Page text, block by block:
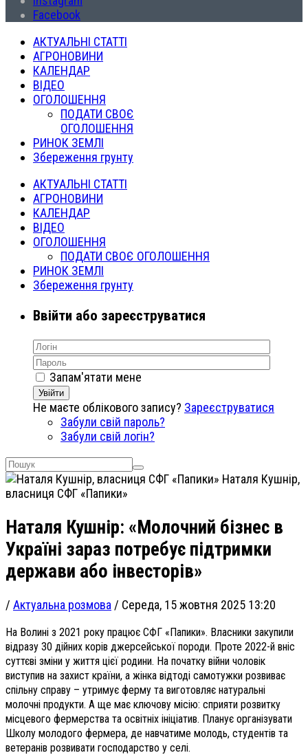
Facebook
АКТУАЛЬНІ СТАТТІ
АГРОНОВИНИ
КАЛЕНДАР
ВІДЕО
ОГОЛОШЕННЯ
ПОДАТИ СВОЄ
ОГОЛОШЕННЯ
РИНОК ЗЕМЛІ
Збереження грунту
АКТУАЛЬНІ СТАТТІ
АГРОНОВИНИ
КАЛЕНДАР
ВІДЕО
ОГОЛОШЕННЯ
ПОДАТИ СВОЄ ОГОЛОШЕННЯ
РИНОК ЗЕМЛІ
Збереження грунту
Ввійти або зареєструватися
Запам'ятати мене
Увійти
Не маєте облікового запису? Зареєструватися
Забули свій пароль?
Забули свій логін?
Наталя Кушнір,
власниця СФГ «Папики»
Наталя Кушнір: «Молочний бізнес в
Україні зараз потребує підтримки
держави або інвесторів»
/ Актуальна розмова / Середа, 15 жовтня 2025 13:20
На Волині з 2021 року працює СФГ «Папики». Власники закупили
відразу 30 дійних корів джерсейської породи. Проте 2022-й вніс
суттєві зміни у життя цієї родини. На початку війни чоловік
виступив на захист країни, а жінка відтоді самотужки розвиває
спільну справу – утримує ферму та виготовляє натуральні
молочні продукти. А ще має ключову місію: сприяти розвитку
місцевого фермерства та освітніх ініціатив. Планує організувати
Школу молодого фермера, де навчатиме молодь, студентів та
ветеранів розвивати господарство у селі.